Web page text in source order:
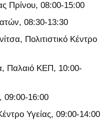
Πρίνου, 08:00-15:00
08:30-13:30
Πολιτιστικό Κέντρο
Παλαιό ΚΕΠ, 10:00-
09:00-16:00
Υγείας, 09:00-14:00